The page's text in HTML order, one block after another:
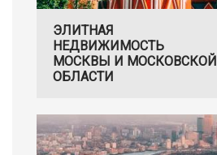
ЭЛИТНАЯ
НЕДВИЖИМОСТЬ
МОСКВЫ И МОСКОВСКОЙ
ОБЛАСТИ